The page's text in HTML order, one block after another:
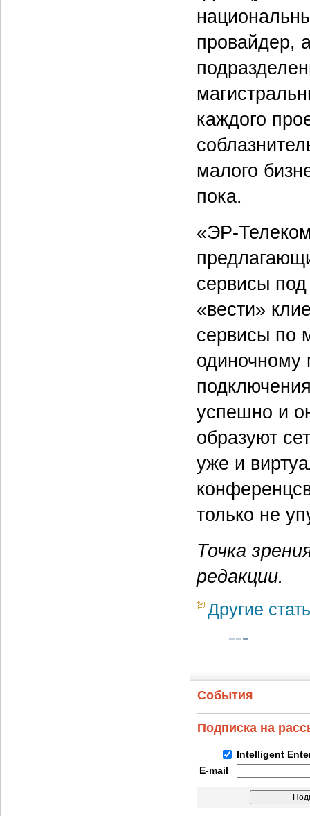
провайдер,
каждого
малого
пока.
«ЭР-
сервисы
«вести»
сервисы по
одиночному
успешно и
образуют
уже и
только не
Точка
редакции.
Другие
События
Подписка на
Intelligent
E-mail